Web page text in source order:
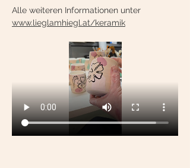
Alle weiteren Informationen unter
www.lieglamhiegl.at/keramik